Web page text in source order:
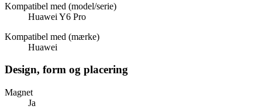
Kompatibel med (model/serie)
Huawei Y6 Pro
Kompatibel med (mærke)
Huawei
Design, form og placering
Magnet
Ja